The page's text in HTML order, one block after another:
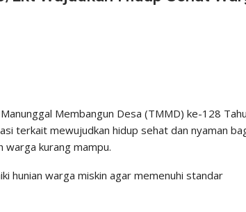
Membangun Desa (TMMD) ke-128
terkait mewujudkan hidup sehat dan nyaman
warga kurang mampu.
hunian warga miskin agar memenuhi standar